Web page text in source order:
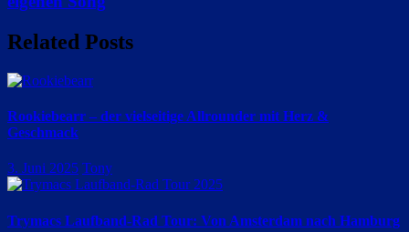
Related Posts
Rookiebearr – der vielseitige Allrounder mit Herz &
Geschmack
3. Juni 2025 Tony
Trymacs Laufband-Rad Tour: Von Amsterdam nach Hamburg